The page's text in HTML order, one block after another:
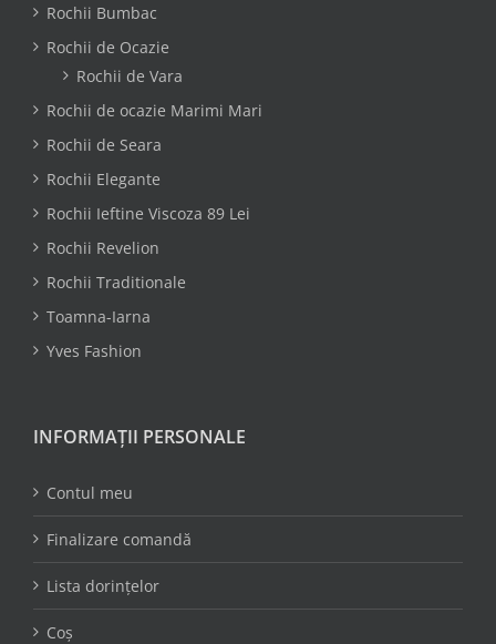
Rochii Bumbac
Rochii de Ocazie
Rochii de Vara
Rochii de ocazie Marimi Mari
Rochii de Seara
Rochii Elegante
Rochii Ieftine Viscoza 89 Lei
Rochii Revelion
Rochii Traditionale
Toamna-Iarna
Yves Fashion
INFORMAȚII PERSONALE
Contul meu
Finalizare comandă
Lista dorințelor
Coș